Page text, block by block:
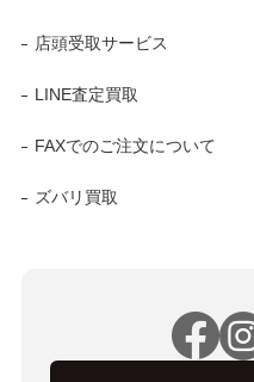
店頭受取サービス
LINE査定買取
FAXでのご注文について
ズバリ買取